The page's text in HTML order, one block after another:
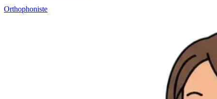
Orthophoniste